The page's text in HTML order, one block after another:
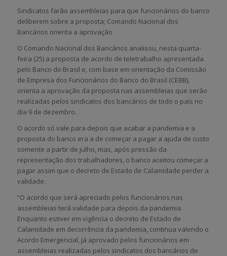
Sindicatos farão assembleias para que funcionários do banco
deliberem sobre a proposta; Comando Nacional dos
Bancários orienta a aprovação
O Comando Nacional dos Bancários analisou, nesta quarta-
feira (25) a proposta de acordo de teletrabalho apresentada
pelo Banco do Brasil e, com base em orientação da Comissão
de Empresa dos Funcionários do Banco do Brasil (CEBB),
orienta a aprovação da proposta nas assembleias que serão
realizadas pelos sindicatos dos bancários de todo o país no
dia 9 de dezembro.
O acordo só vale para depois que acabar a pandemia e a
proposta do banco era a de começar a pagar a ajuda de custo
somente a partir de julho, mas, após pressão da
representação dos trabalhadores, o banco aceitou começar a
pagar assim que o decreto de Estado de Calamidade perder a
validade.
“O acordo que será apreciado pelos funcionários nas
assembleias terá validade para depois da pandemia.
Enquanto estiver em vigência o decreto de Estado de
Calamidade em decorrência da pandemia, continua valendo o
Acordo Emergencial, já aprovado pelos funcionários em
assembleias realizadas pelos sindicatos dos bancários de